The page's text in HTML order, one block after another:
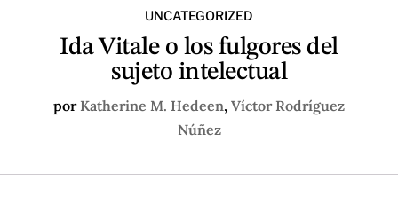
UNCATEGORIZED
Ida Vitale o los fulgores del
sujeto intelectual
por Katherine M. Hedeen, Víctor Rodríguez
Núñez